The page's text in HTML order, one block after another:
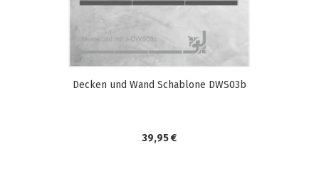
Decken und Wand Schablone DWS03b
39,95 €